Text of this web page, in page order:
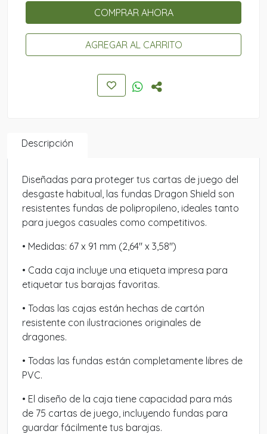
COMPRAR AHORA
AGREGAR AL CARRITO
Descripción
Diseñadas para proteger tus cartas de juego del
desgaste habitual, las fundas Dragon Shield son
resistentes fundas de polipropileno, ideales tanto
para juegos casuales como competitivos.
• Medidas: 67 x 91 mm (2,64" x 3,58")
• Cada caja incluye una etiqueta impresa para
etiquetar tus barajas favoritas.
• Todas las cajas están hechas de cartón
resistente con ilustraciones originales de
dragones.
• Todas las fundas están completamente libres de
PVC.
• El diseño de la caja tiene capacidad para más
de 75 cartas de juego, incluyendo fundas para
guardar fácilmente tus barajas.